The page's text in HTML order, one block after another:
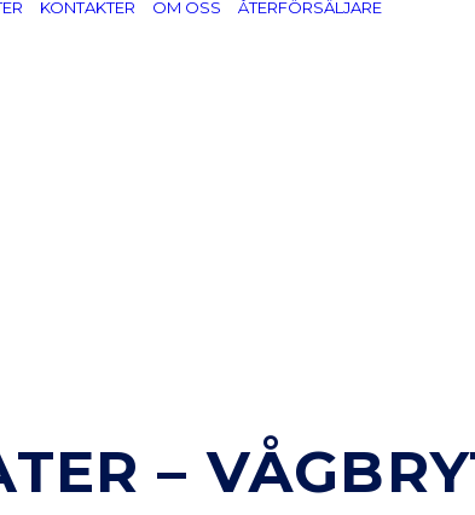
KONTAKTER OM OSS ÅTERFÖRSÄLJARE
–